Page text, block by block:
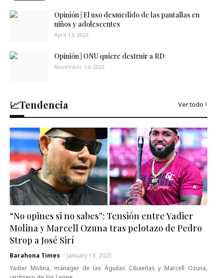
Opinión | El uso desmedido de las pantallas en
niños y adolescentes
April 13, 2023
Opinión | ONU quiere destruir a RD
November 14, 2022
📈Tendencia Ver todo
“No opines si no sabes”: Tensión entre Yadier
Molina y Marcell Ozuna tras pelotazo de Pedro
Strop a José Sirí
Barahona Times - January 13, 2025
Yadier Molina, mánager de las Águilas Cibaeñas y Marcell Ozuna,